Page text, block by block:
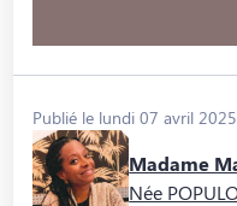
Publié le lundi 07 avril 2025
Madame
Née